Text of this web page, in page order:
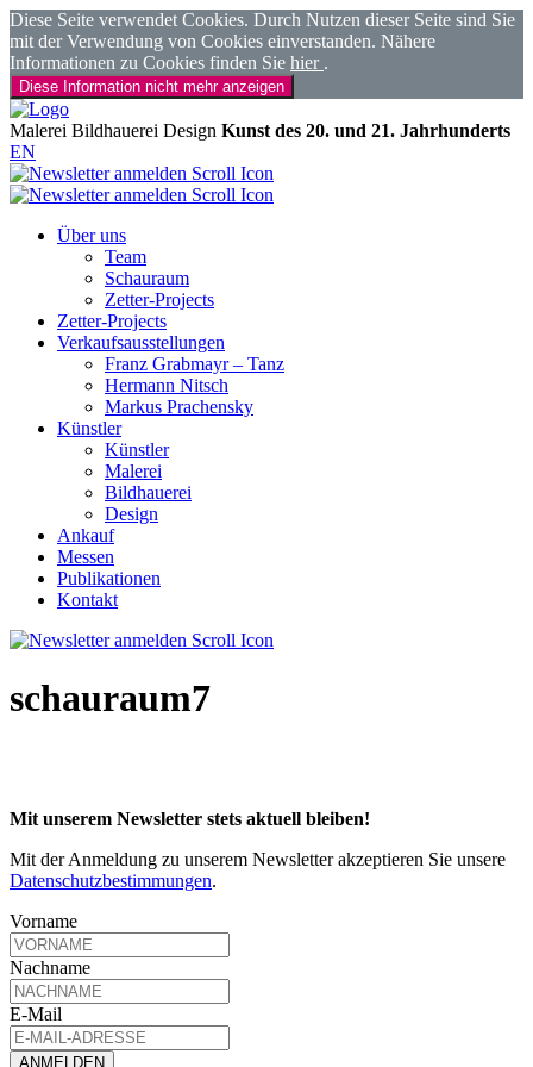
Diese Seite verwendet Cookies. Durch Nutzen dieser Seite sind Sie
mit der Verwendung von Cookies einverstanden. Nähere
Informationen zu Cookies finden Sie hier .
Diese Information nicht mehr anzeigen
Malerei Bildhauerei Design Kunst des 20. und 21. Jahrhunderts
EN
Über uns
Team
Schauraum
Zetter-Projects
Zetter-Projects
Verkaufsausstellungen
Franz Grabmayr – Tanz
Hermann Nitsch
Markus Prachensky
Künstler
Künstler
Malerei
Bildhauerei
Design
Ankauf
Messen
Publikationen
Kontakt
schauraum7
Mit unserem Newsletter stets aktuell bleiben!
Mit der Anmeldung zu unserem Newsletter akzeptieren Sie unsere
Datenschutzbestimmungen.
Vorname
Nachname
E-Mail